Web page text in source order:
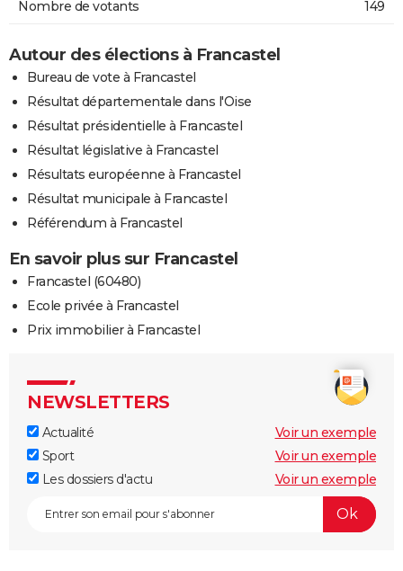
Nombre de votants 149
Autour des élections à Francastel
Bureau de vote à Francastel
Résultat départementale dans l'Oise
Résultat présidentielle à Francastel
Résultat législative à Francastel
Résultats européenne à Francastel
Résultat municipale à Francastel
Référendum à Francastel
En savoir plus sur Francastel
Francastel (60480)
Ecole privée à Francastel
Prix immobilier à Francastel
NEWSLETTERS
Actualité
Voir un exemple
Sport
Voir un exemple
Les dossiers d'actu
Voir un exemple